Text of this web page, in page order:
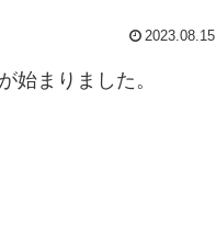
2023.08.15
始まりました。